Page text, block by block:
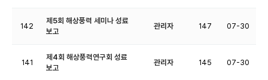
142
제5회 해상풍력 세미나 성료
보고
관리자 147 07-30
141
제4회 해상풍력연구회 성료
보고
관리자 145 07-30